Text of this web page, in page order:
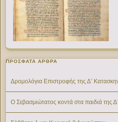
ΠΡΌΣΦΑΤΑ ΆΡΘΡΑ
Δρομολόγια Επιστροφής της Δ’
Ο Σεβασμιώτατος κοντά στα παιδιά της